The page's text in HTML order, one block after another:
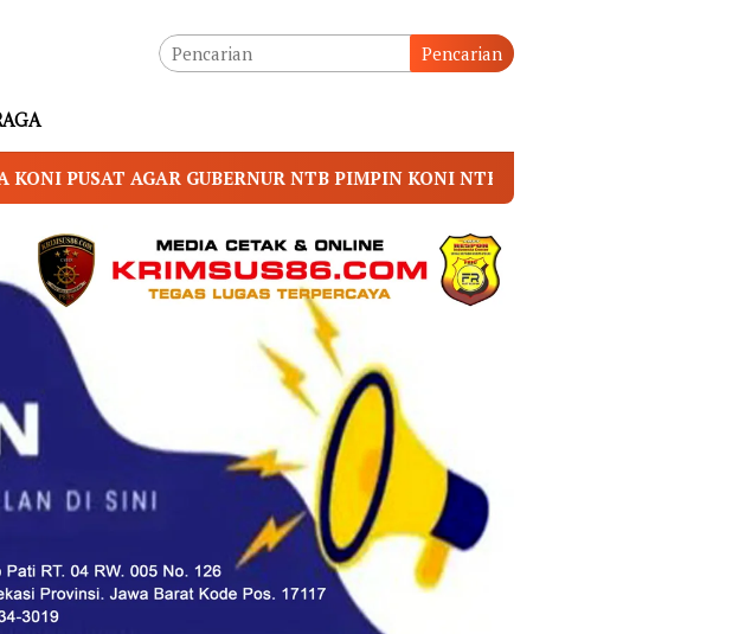
Pencarian
NTB PIMPIN KONI NTB Prof. Dr. Sutan Nasomal Dorong MA Perkuat